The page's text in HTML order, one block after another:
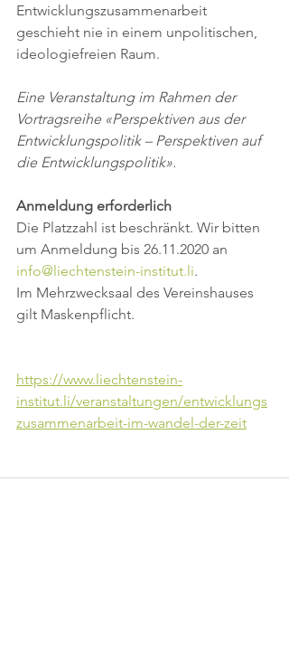
Entwicklungszusammenarbeit
geschieht nie in einem unpolitischen,
ideologiefreien Raum.
Eine Veranstaltung im Rahmen der
Vortragsreihe «Perspektiven aus der
Entwicklungspolitik – Perspektiven auf
die Entwicklungspolitik».
Anmeldung erforderlich
Die Platzzahl ist beschränkt. Wir bitten
um Anmeldung bis 26.11.2020 an
info@liechtenstein-institut.li.
Im Mehrzwecksaal des Vereinshauses
gilt Maskenpflicht.
https://www.liechtenstein-
institut.li/veranstaltungen/entwicklungs
zusammenarbeit-im-wandel-der-zeit